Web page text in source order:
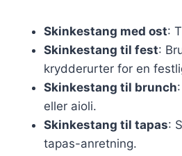
Skinkestang med ost:
Skinkestang til fest:
krydderurter for en
Skinkestang til brunch
eller aioli.
Skinkestang til tapas:
tapas-anretning.